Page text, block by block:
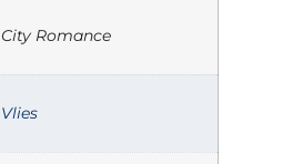
City Romance
Vlies